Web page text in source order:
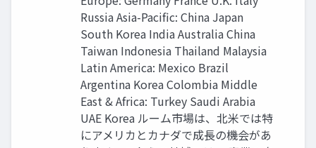
Russia Asia-Pacific: China Japan
South Korea India Australia China
Taiwan Indonesia Thailand Malaysia
Latin America: Mexico Brazil
Argentina Korea Colombia Middle
East & Africa: Turkey Saudi Arabia
UAE Korea ルーム市場は、北米では特
にアメリカとカナダで成長の機会があ